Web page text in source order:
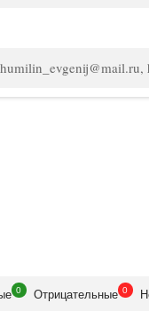
0 Отрицательные 0